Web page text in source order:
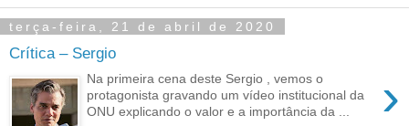
terça-feira, 21 de abril de 2020
Crítica – Sergio
›
Na primeira cena deste Sergio , vemos o
protagonista gravando um vídeo institucional da
ONU explicando o valor e a importância da ...